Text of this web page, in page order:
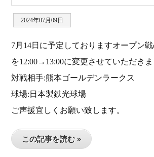
2024年07月09日
7月14日に予定しておりますオープン
を12:00→13:00に変更させていただきま
対戦相手:熊本ゴールデンラークス
球場:日本製鉄光球場
ご声援宜しくお願い致します。
この記事を読む »